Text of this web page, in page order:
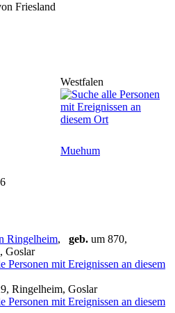
Friesland
Westfalen
Muehum
Ringelheim, geb. um 870,
Goslar
Ringelheim, Goslar